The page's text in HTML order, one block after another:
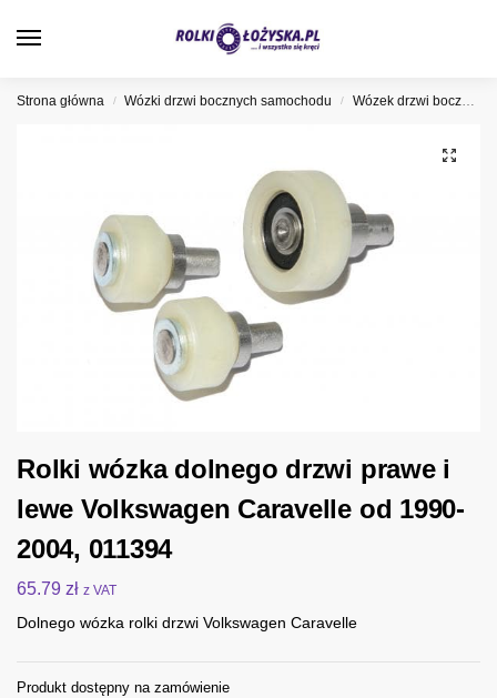
Strona główna / Wózki drzwi bocznych samochodu / Wózek drzwi bocznych Volkswagen
Rolki wózka dolnego drzwi prawe i
lewe Volkswagen Caravelle od 1990-
2004, 011394
65.79 zł z VAT
Dolnego wózka rolki drzwi Volkswagen Caravelle
Produkt dostępny na zamówienie